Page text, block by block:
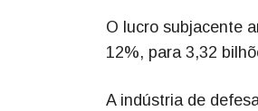
O lucro subjacente
12%, para 3,32
A indústria de